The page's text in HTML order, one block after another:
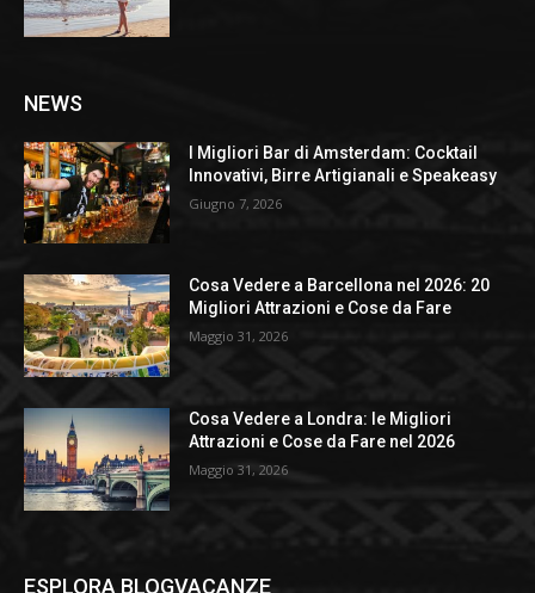
NEWS
I Migliori Bar di Amsterdam: Cocktail
Innovativi, Birre Artigianali e Speakeasy
Giugno 7, 2026
Cosa Vedere a Barcellona nel 2026: 20
Migliori Attrazioni e Cose da Fare
Maggio 31, 2026
Cosa Vedere a Londra: le Migliori
Attrazioni e Cose da Fare nel 2026
Maggio 31, 2026
ESPLORA BLOGVACANZE